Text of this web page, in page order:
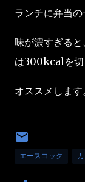
ランチに弁当の
味が濃すぎる
は300kcalを切
オススメします
エースコック